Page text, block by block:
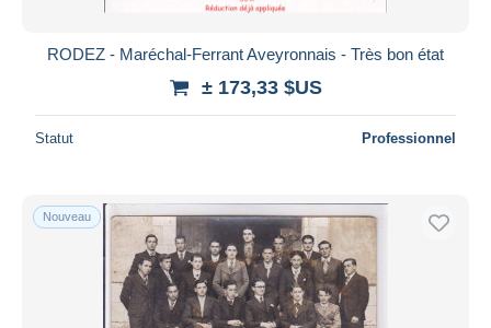
RODEZ - Maréchal-Ferrant Aveyronnais - Très bon état
± 173,33 $US
Statut Professionnel
Nouveau